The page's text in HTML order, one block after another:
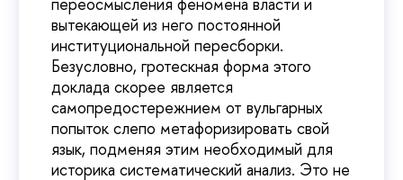
вытекающей из него постоянной
институциональной пересборки.
Безусловно, гротескная форма этого
доклада скорее является
самопредостережнием от вульгарных
попыток слепо метафоризировать свой
язык, подменяя этим необходимый для
историка систематический анализ. Это не